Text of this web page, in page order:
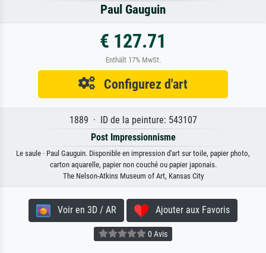
Paul Gauguin
€ 127.71
Enthält 17% MwSt.
Configurez d'art
1889 · ID de la peinture: 543107
Post Impressionnisme
Le saule · Paul Gauguin. Disponible en impression d'art sur toile, papier photo,
carton aquarelle, papier non couché ou papier japonais.
The Nelson-Atkins Museum of Art, Kansas City
Voir en 3D / AR Ajouter aux Favoris
0 Avis